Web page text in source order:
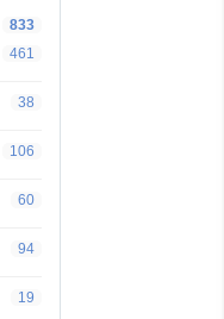
833
461
38
106
60
94
19